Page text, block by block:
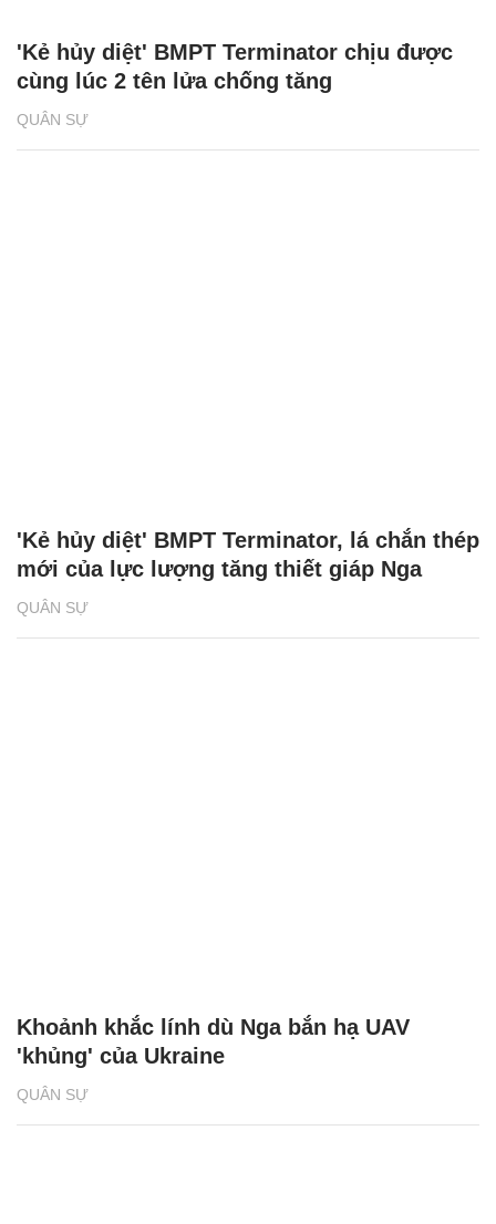
QUÂN SỰ
'Kẻ hủy diệt' BMPT Terminator chịu được
cùng lúc 2 tên lửa chống tăng
QUÂN SỰ
'Kẻ hủy diệt' BMPT Terminator, lá chắn thép
mới của lực lượng tăng thiết giáp Nga
QUÂN SỰ
Khoảnh khắc lính dù Nga bắn hạ UAV
'khủng' của Ukraine